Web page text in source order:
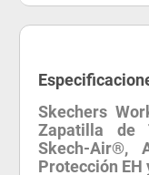
Skechers
Zapatilla de
Skech-Air®,
Protección